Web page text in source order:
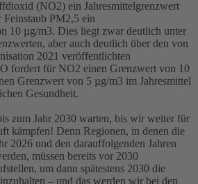
(NO2) ein Jahresmittelgrenzwert
PM2,5 ein
10 µg/m3. Dies liegt zwar deutlich unter
aber auch deutlich über den von
2021 veröffentlichten
fordert für NO2 einen Grenzwert von 10
Grenzwert von 5 µg/m3 im Jahresmittel
Gesundheit.
zum Jahr 2030 warten, bis wir weiter für
kämpfen! Denn Regionen, in denen die
2026 und den darauffolgenden Jahren
müssen bereits vor 2030
um dann spätestens 2030 die
– und das werden wir bei den